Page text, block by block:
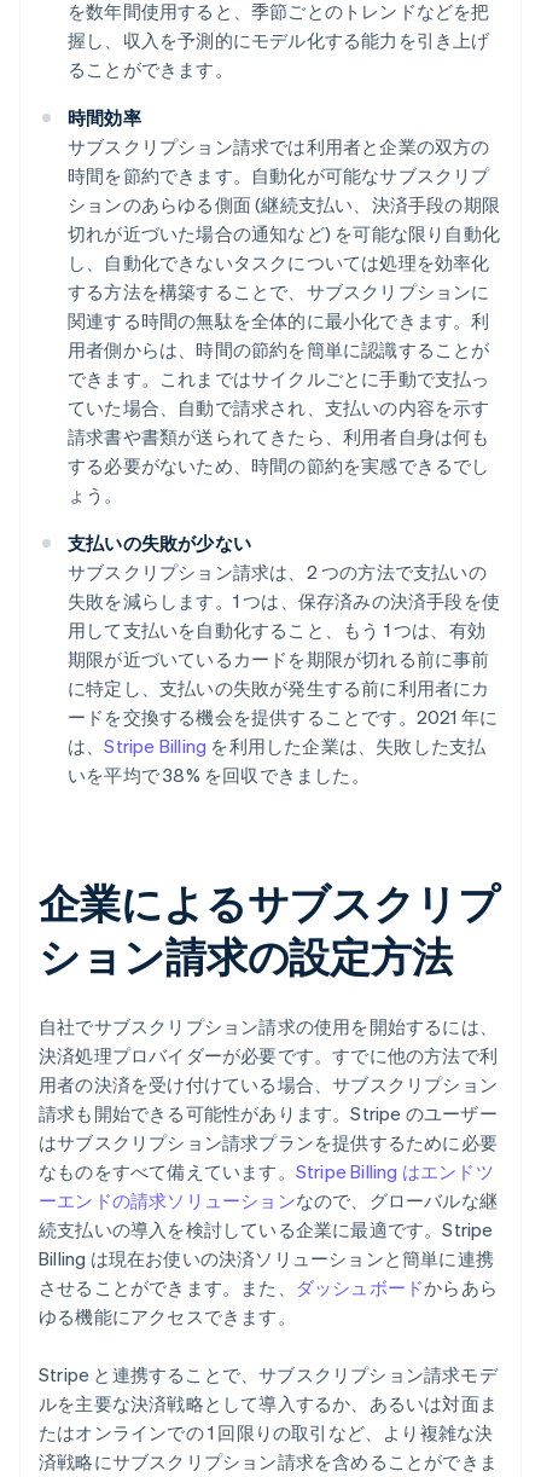
を数年間使用すると、季節ごとのトレンドなどを把
握し、収入を予測的にモデル化する能力を引き上げ
ることができます。
時間効率
サブスクリプション請求では利用者と企業の双方の
時間を節約できます。自動化が可能なサブスクリプ
ションのあらゆる側面 (継続支払い、決済手段の期限
切れが近づいた場合の通知など) を可能な限り自動化
し、自動化できないタスクについては処理を効率化
する方法を構築することで、サブスクリプションに
関連する時間の無駄を全体的に最小化できます。利
用者側からは、時間の節約を簡単に認識することが
できます。これまではサイクルごとに手動で支払っ
ていた場合、自動で請求され、支払いの内容を示す
請求書や書類が送られてきたら、利用者自身は何も
する必要がないため、時間の節約を実感できるでし
ょう。
支払いの失敗が少ない
サブスクリプション請求は、2 つの方法で支払いの
失敗を減らします。1 つは、保存済みの決済手段を使
用して支払いを自動化すること、もう 1 つは、有効
期限が近づいているカードを期限が切れる前に事前
に特定し、支払いの失敗が発生する前に利用者にカ
ードを交換する機会を提供することです。2021 年に
は、Stripe Billing を利用した企業は、失敗した支払
いを平均で 38% を回収できました。
企業によるサブスクリプ
ション請求の設定方法
自社でサブスクリプション請求の使用を開始するには、
決済処理プロバイダーが必要です。すでに他の方法で利
用者の決済を受け付けている場合、サブスクリプション
請求も開始できる可能性があります。Stripe のユーザー
はサブスクリプション請求プランを提供するために必要
なものをすべて備えています。 Stripe Billing はエンドツ
ーエンドの請求ソリューションなので、グローバルな継
続支払いの導入を検討している企業に最適です。Stripe
Billing は現在お使いの決済ソリューションと簡単に連携
させることができます。また、
ダッシュボードからあら
ゆる機能にアクセスできます。
Stripe と連携することで、サブスクリプション請求モデ
ルを主要な決済戦略として導入するか、あるいは対面ま
たはオンラインでの 1 回限りの取引など、より複雑な決
済戦略にサブスクリプション請求を含めることができま